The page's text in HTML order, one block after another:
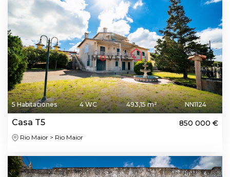
5 Habitaciones 4 WC 493,15 m² NN1124
Casa T5 850 000 €
Rio Maior > Rio Maior